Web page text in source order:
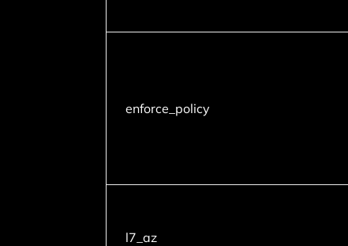
enforce_policy
l7_az